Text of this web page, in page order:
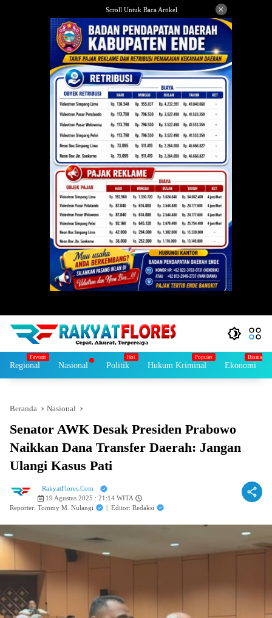
Scroll Untuk Baca Artikel ×
Regional Nasional Politik Hukum Kriminal Ekonomi
Beranda Nasional
Senator AWK Desak Presiden Prabowo
Naikkan Dana Transfer Daerah: Jangan
Ulangi Kasus Pati
RakyatFlores.Com
19 Agustus 2025 : 21:14 WITA
Reporter: Tommy M. Nulangi
| Editor: Redaksi